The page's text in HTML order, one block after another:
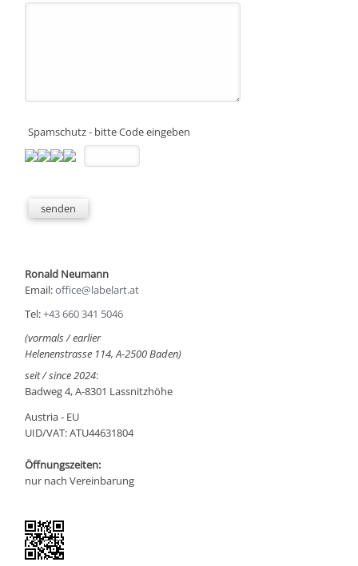
Spamschutz - bitte Code eingeben
Ronald Neumann
Email:office@labelart.at
Tel:+43 660 341 5046
(vormals / earlier
Helenenstrasse 114, A-2500 Baden)
seit / since 2024:
Badweg 4, A-8301 Lassnitzhöhe
Austria - EU
UID/VAT: ATU44631804
Öffnungszeiten:
nur nach Vereinbarung